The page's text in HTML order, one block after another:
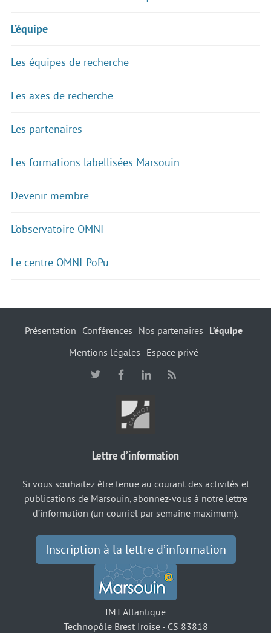
L’équipe
Les équipes de recherche
Les axes de recherche
Les partenaires
Les formations labellisées Marsouin
Devenir membre
L’observatoire OMNI
Le centre OMNI-PoPu
Présentation Conférences Nos partenaires
L’équipe
Mentions légales
Espace privé
Lettre d’information
Si vous souhaitez être tenue au courant des activités et
publications de Marsouin, abonnez-vous à notre lettre
d’information (un courriel par semaine maximum).
Inscription à la lettre d’information
IMT Atlantique
Technopôle Brest Iroise - CS 83818